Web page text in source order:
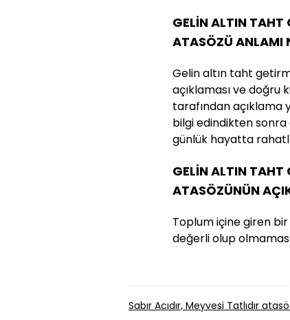
GELİN ALTIN TAHT
ATASÖZÜ ANLAMI
Gelin altın taht
açıklaması ve doğru
tarafından açıklama
bilgi edindikten
günlük hayatta
GELİN ALTIN TAHT
ATASÖZÜNÜN
Toplum içine giren bir
değerli olup
Sabır Acıdır, Meyvesi Tatlıdır